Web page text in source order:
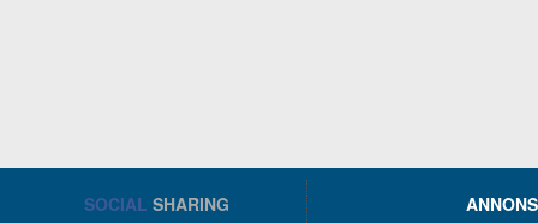
SOCIAL SHARING